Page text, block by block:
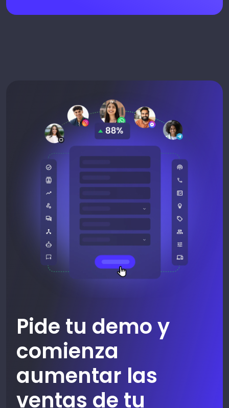
Pide tu demo y
comienza
aumentar las
ventas de tu